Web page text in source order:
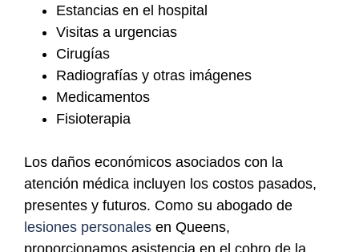
Estancias en el hospital
Visitas a urgencias
Cirugías
Radiografías y otras imágenes
Medicamentos
Fisioterapia
Los daños económicos asociados con la
atención médica incluyen los costos pasados,
presentes y futuros. Como su abogado de
lesiones personales en Queens,
proporcionamos asistencia en el cobro de la